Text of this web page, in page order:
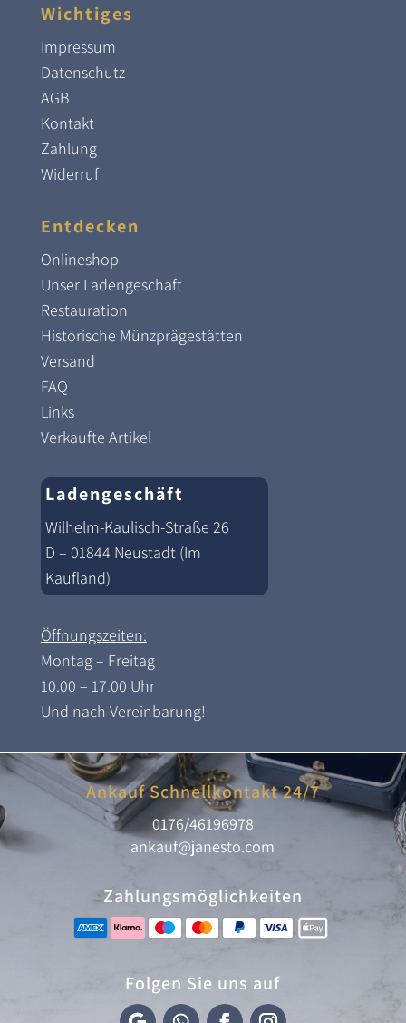
Wichtiges
Impressum
Datenschutz
AGB
Kontakt
Zahlung
Widerruf
Entdecken
Onlineshop
Unser Ladengeschäft
Restauration
Historische Münzprägestätten
Versand
FAQ
Links
Verkaufte Artikel
Ladengeschäft
Wilhelm-Kaulisch-Straße 26
D – 01844 Neustadt (Im
Kaufland)
Öffnungszeiten:
Montag – Freitag
10.00 – 17.00 Uhr
Und nach Vereinbarung!
Ankauf Schnellkontakt 24/7
0176/46196978
ankauf@janesto.com
Zahlungsmöglichkeiten
Folgen Sie uns auf